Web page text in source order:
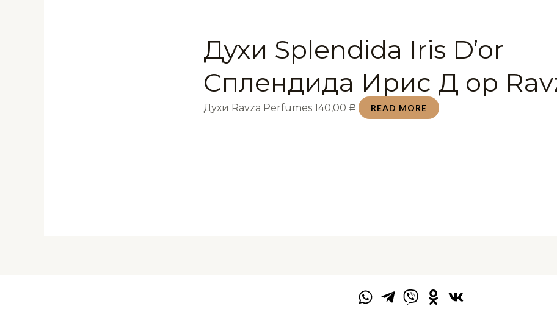
Духи Splendida Iris D’or
Сплендида Ирис Д ор
Духи Ravza Perfumes140,00 Р READ MORE